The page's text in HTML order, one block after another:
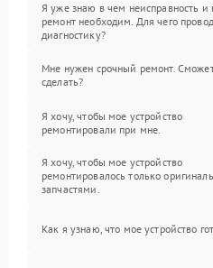
Я уже знаю в чем неисправность и
ремонт необходим. Для чего
диагностику?
Мне нужен срочный ремонт.
сделать?
Я хочу, чтобы мое устройство
ремонтировали при мне.
Я хочу, чтобы мое устройство
ремонтировалось только
запчастями.
Как я узнаю, что мое устройство